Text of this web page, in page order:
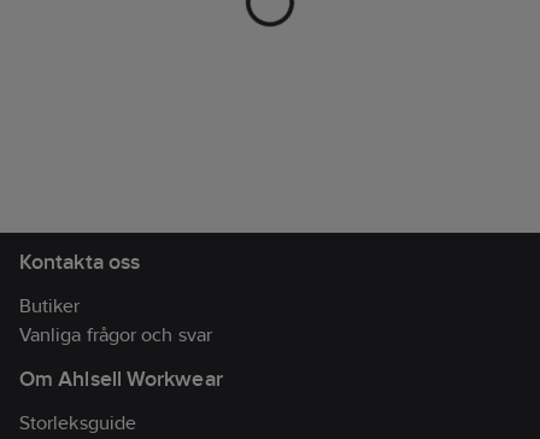
Kontakta oss
Butiker
Vanliga frågor och svar
Om Ahlsell Workwear
Storleksguide